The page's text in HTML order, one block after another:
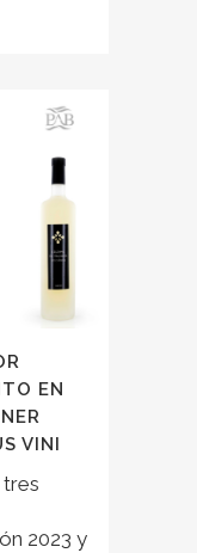
EN
VINI
2023 y